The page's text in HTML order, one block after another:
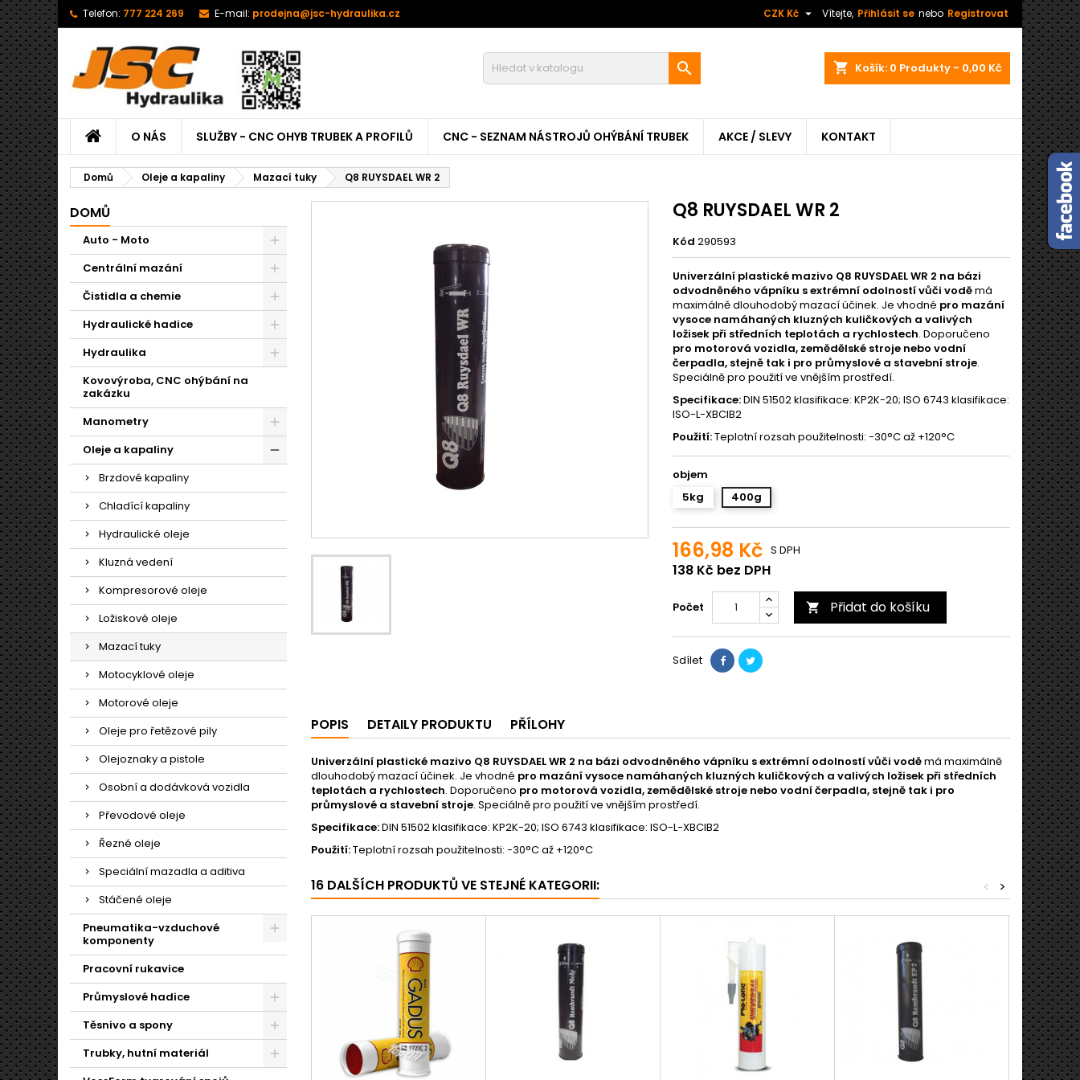
Telefon: 777 224 269 E-mail: prodejna@jsc-hydraulika.cz Vítejte, Přihlásit se nebo Registrovat
CZK Kč 
shopping_cart Košík: 0 Produkty - 0,00 Kč

O NÁS SLUŽBY - CNC OHYB TRUBEK A PROFILŮ CNC - SEZNAM NÁSTROJŮ OHÝBÁNÍ TRUBEK AKCE / SLEVY KONTAKT
Domů Oleje a kapaliny Mazací tuky Q8 RUYSDAEL WR 2
DOMŮ
Auto - Moto
Centrální mazání
Čistidla a chemie
Hydraulické hadice
Hydraulika
Kovovýroba, CNC ohýbání na
zakázku
Manometry
Oleje a kapaliny
Brzdové kapaliny
Chladící kapaliny
Hydraulické oleje
Kluzná vedení
Kompresorové oleje
Ložiskové oleje
Mazací tuky
Motocyklové oleje
Motorové oleje
Oleje pro řetězové pily
Olejoznaky a pistole
Osobní a dodávková vozidla
Převodové oleje
Řezné oleje
Speciální mazadla a aditiva
Stáčené oleje
Pneumatika-vzduchové
komponenty
Pracovní rukavice
Průmyslové hadice
Těsnivo a spony
Trubky, hutní materiál
Q8 RUYSDAEL WR 2
Kód 290593
Univerzální plastické mazivo Q8 RUYSDAEL WR 2 na bázi
odvodněného vápníku s extrémní odolností vůči voděmá
maximálně dlouhodobý mazací účinek. Je vhodné pro mazání
vysoce namáhaných kluzných kuličkových a valivých
ložisek při středních teplotách a rychlostech. Doporučeno
pro motorová vozidla, zemědělské stroje nebo vodní
čerpadla, stejně tak i pro průmyslové a stavební stroje.
Speciálně pro použití ve vnějším prostředí.
Specifikace:DIN 51502 klasifikace: KP2K-20; ISO 6743 klasifikace:
ISO-L-XBCIB2
Použití:Teplotní rozsah použitelnosti: -30°C až +120°C
objem
5kg
400g
166,98 Kč
138 Kč bez DPH
S DPH
Počet  Přidat do košíku
Sdílet
POPIS DETAILY PRODUKTU PŘÍLOHY
Univerzální plastické mazivo Q8 RUYSDAEL WR 2 na bázi odvodněného vápníku s extrémní odolností vůči voděmá maximálně
dlouhodobý mazací účinek. Je vhodné pro mazání vysoce namáhaných kluzných kuličkových a valivých ložisek při středních
teplotách a rychlostech. Doporučeno pro motorová vozidla, zemědělské stroje nebo vodní čerpadla, stejně tak i pro
průmyslové a stavební stroje. Speciálně pro použití ve vnějším prostředí.
Specifikace:DIN 51502 klasifikace: KP2K-20; ISO 6743 klasifikace: ISO-L-XBCIB2
Použití:Teplotní rozsah použitelnosti: -30°C až +120°C
16 DALŠÍCH PRODUKTŮ VE STEJNÉ KATEGORII: >
<